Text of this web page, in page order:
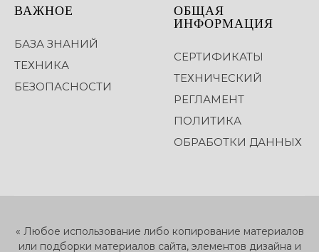
ВАЖНОЕ
БАЗА ЗНАНИЙ
ТЕХНИКА
БЕЗОПАСНОСТИ
ОБЩАЯ
ИНФОРМАЦИЯ
СЕРТИФИКАТЫ
ТЕХНИЧЕСКИЙ
РЕГЛАМЕНТ
ПОЛИТИКА
ОБРАБОТКИ ДАННЫХ
« Любое использование либо копирование материалов
или подборки материалов сайта, элементов дизайна и